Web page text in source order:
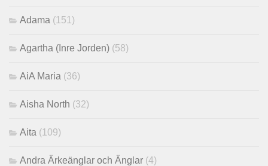
Adama (151)
Agartha (Inre Jorden) (58)
AiA Maria (36)
Aisha North (32)
Aita (109)
Andra Ärkeänglar och Änglar (4)